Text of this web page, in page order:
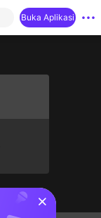
Buka Aplikasi